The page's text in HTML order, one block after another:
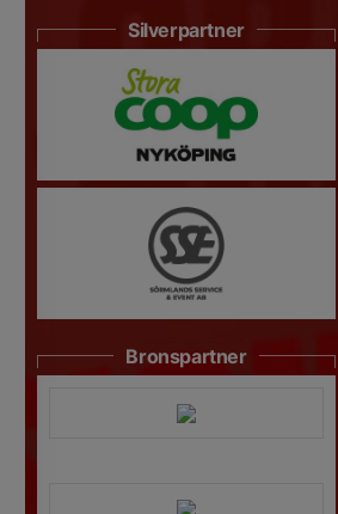
Silverpartner
Bronspartner